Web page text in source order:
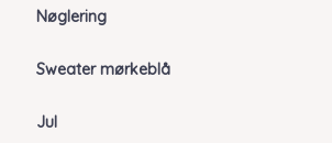
Nøglering
Sweater mørkeblå
Jul